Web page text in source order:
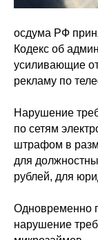
осдума РФ
Кодекс об
усиливающие
рекламу по
Нарушение
по сетям
штрафом в
для
рублей, для
Одновременно
нарушение